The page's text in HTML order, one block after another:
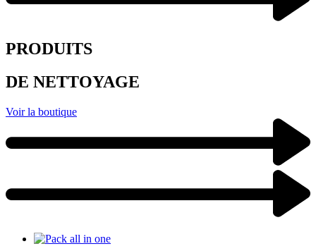
PRODUITS
DE NETTOYAGE
Voir la boutique